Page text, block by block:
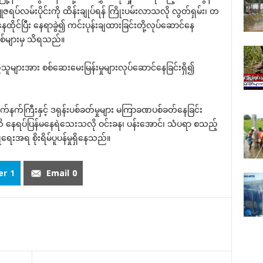
ရပ်လမ်းပိုင်းကို ထိန်းချုပ်ရန် ကြိုးပမ်းလာသလို လွတ်ရှမ်း၊ တ
ြီး နေရာခွဲ၍ ကင်းပုန်းချထားခြင်းတို့လုပ်ဆောင်နေ
များမှ သိရသည်။
းအား စစ်ဆေးမေးမြန်းမှုများလုပ်ဆောင်နေခြင်းရှိ၍
ြီးနှင့် ဒရုန်းပစ်ခတ်မှုများ မကြာခဏပစ်ခတ်နေခြင်း
ရပ်ပြန်မနေရဲသေးသလို ဝင်းခန၊ ပန်းအောင်၊ သံပရာ စသည့်
ေးအရ စိုးရိမ်ပူပန်မှုရှိနေသည်။
1 Email 0